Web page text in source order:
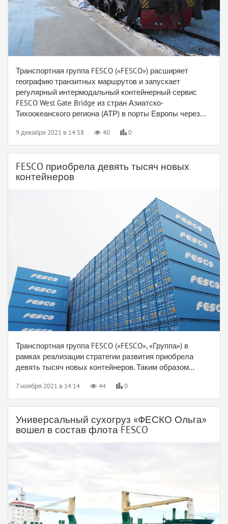
Транспортная группа FESCO («FESCO») расширяет
географию транзитных маршрутов и запускает
регулярный интермодальный контейнерный сервис
FESCO West Gate Bridge из стран Азиатско-
Тихоокеанского региона (АТР) в порты Европы через...
9 декабря 2021 в 14:58 40 0
FESCO приобрела девять тысяч новых
контейнеров
Транспортная группа FESCO («FESCO», «Группа») в
рамках реализации стратегии развития приобрела
девять тысяч новых контейнеров. Таким образом...
7 ноября 2021 в 14:14 44 0
Универсальный сухогруз «ФЕСКО Ольга»
вошел в состав флота FESCO